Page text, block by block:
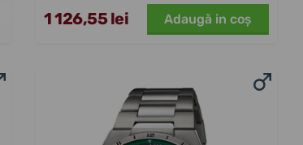
1 126,55 lei Adaugă in coş